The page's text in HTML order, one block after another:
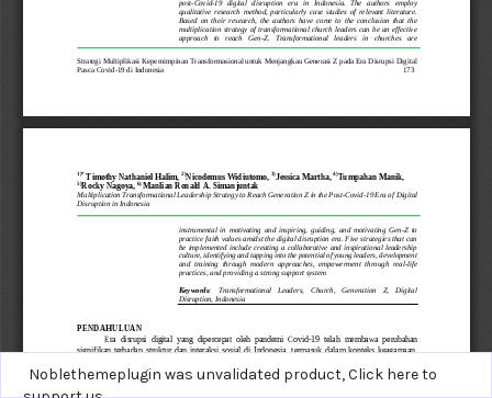
Noblethemeplugin was unvalidated product,Click here to